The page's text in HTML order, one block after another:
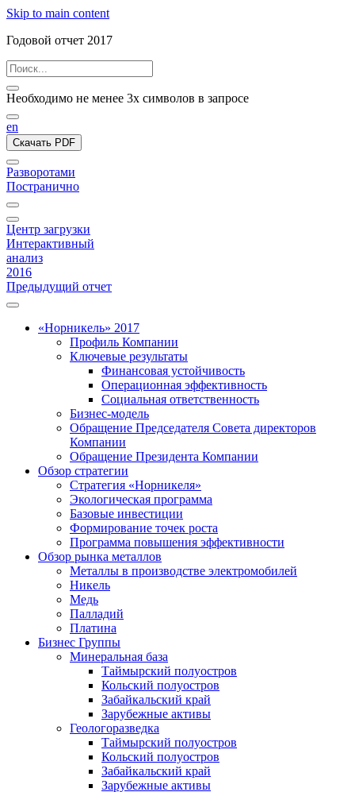
Skip to main content
Годовой отчет 2017
Необходимо не менее 3х символов в запросе
en
Скачать PDF
Разворотами
Постранично
Центр загрузки
Интерактивный
анализ
2016
Предыдущий отчет
«Норникель» 2017
Профиль Компании
Ключевые результаты
Финансовая устойчивость
Операционная эффективность
Социальная ответственность
Бизнес-модель
Обращение Председателя Совета директоров
Компании
Обращение Президента Компании
Обзор стратегии
Стратегия «Норникеля»
Экологическая программа
Базовые инвестиции
Формирование точек роста
Программа повышения эффективности
Обзор рынка металлов
Металлы в производстве электромобилей
Никель
Медь
Палладий
Платина
Бизнес Группы
Минеральная база
Таймырский полуостров
Кольский полуостров
Забайкальский край
Зарубежные активы
Геологоразведка
Таймырский полуостров
Кольский полуостров
Забайкальский край
Зарубежные активы